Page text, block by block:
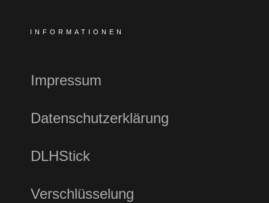
INFORMATIONEN
Impressum
Datenschutzerklärung
DLHStick
Verschlüsselung